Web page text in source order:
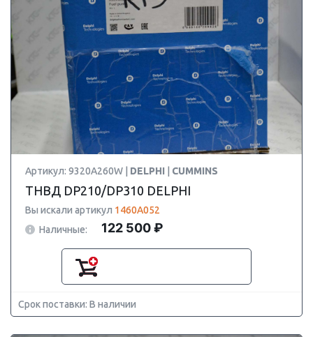
Артикул: 9320A260W | DELPHI CUMMINS
ТНВД DP210/DP310 DELPHI
Вы искали артикул 1460A052
Наличные:
122 500 ₽
Срок поставки: В наличии